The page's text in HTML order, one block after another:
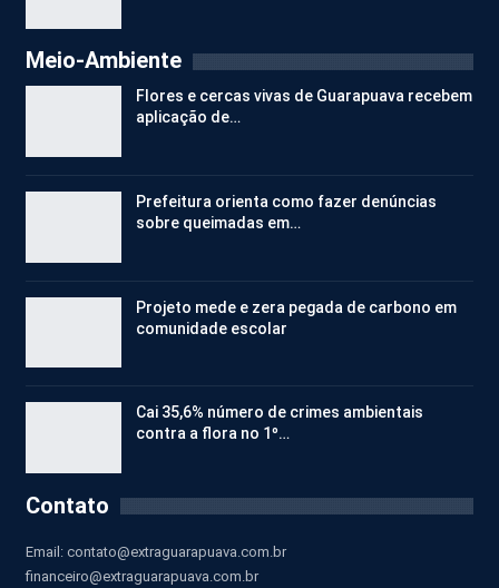
Meio-Ambiente
Flores e cercas vivas de Guarapuava recebem
aplicação de…
Prefeitura orienta como fazer denúncias
sobre queimadas em…
Projeto mede e zera pegada de carbono em
comunidade escolar
Cai 35,6% número de crimes ambientais
contra a flora no 1º…
Contato
Email: contato@extraguarapuava.com.br
financeiro@extraguarapuava.com.br